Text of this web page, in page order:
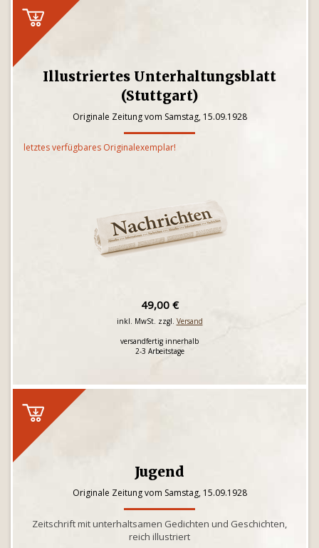
Illustriertes Unterhaltungsblatt
(Stuttgart)
Originale Zeitung vom Samstag, 15.09.1928
letztes verfügbares Originalexemplar!
49,00 €
inkl. MwSt. zzgl. Versand
versandfertig innerhalb
2-3 Arbeitstage
Jugend
Originale Zeitung vom Samstag, 15.09.1928
Zeitschrift mit unterhaltsamen Gedichten und Geschichten,
reich illustriert